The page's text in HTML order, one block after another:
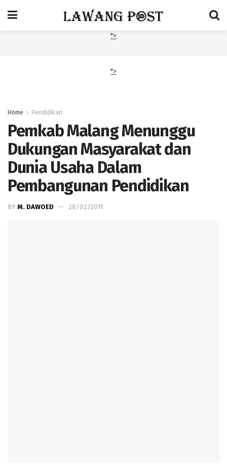
">
">
Home Pendidikan
Pemkab Malang Menunggu
Dukungan Masyarakat dan
Dunia Usaha Dalam
Pembangunan Pendidikan
BY M. DAWOED 28/02/2011